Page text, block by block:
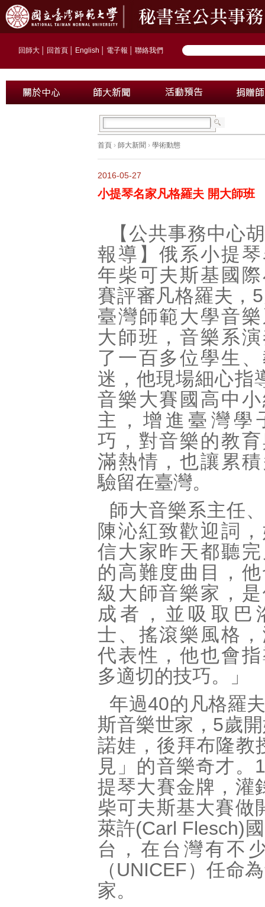
回師大 回首頁 English 電子報 聯絡我們
首頁 › 師大新聞 › 學術動態
2016-05-27
小提琴名家凡格羅夫 開大師班
【公共事務中心
報導】俄系小提
年柴可夫斯基國
賽評審凡格羅夫，
臺灣師範大學音
大師班，音樂系
了一百多位學生
迷，他現場細心指
音樂大賽國高中
主，增進臺灣學
巧，對音樂的教
滿熱情，也讓累
驗留在臺灣。
師大音樂系主任
陳沁紅致歡迎詞
信大家昨天都聽
的高難度曲目，
級大師音樂家，
成者，並吸取巴
士、搖滾樂風格
代表性，他也會
多適切的技巧。」
年過40的凡格羅
斯音樂世家，5歲
諾娃，後拜布隆教
見」的音樂奇才。
提琴大賽金牌，灌
柴可夫斯基大賽做
萊許(Carl Flesch)
台，在台灣有不
（UNICEF）任命
家。